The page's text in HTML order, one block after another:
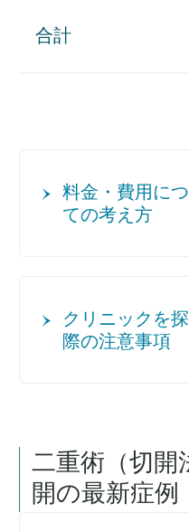
合計
料金・費用に
ての考え方
クリニックを
際の注意事項
二重術（切開
開の最新症例